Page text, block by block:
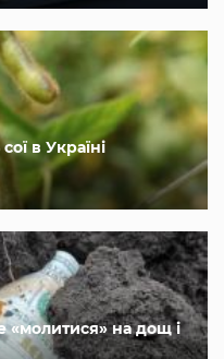
в Україні
«молитися» на дощ і